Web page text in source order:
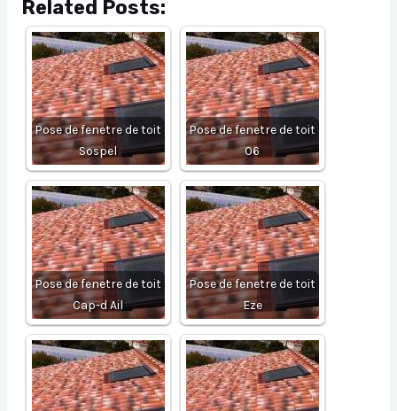
Related Posts:
Pose de fenetre de toit
Sospel
Pose de fenetre de toit
06
Pose de fenetre de toit
Cap-d Ail
Pose de fenetre de toit
Eze